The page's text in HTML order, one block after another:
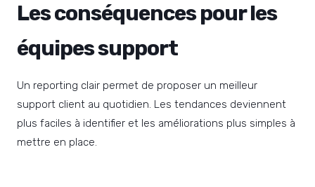
Les conséquences pour les
équipes support
Un reporting clair permet de proposer un meilleur
support client au quotidien. Les tendances deviennent
plus faciles à identifier et les améliorations plus simples à
mettre en place.